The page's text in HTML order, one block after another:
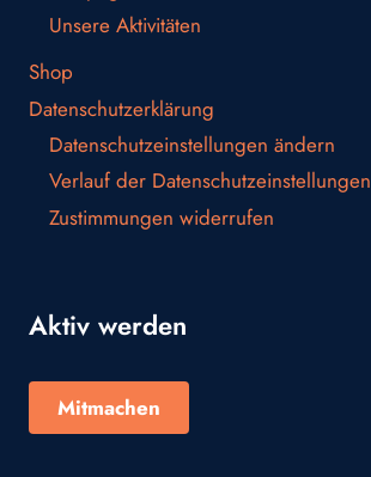
Unsere Aktivitäten
Shop
Datenschutzerklärung
Datenschutzeinstellungen ändern
Verlauf der Datenschutzeinstellungen
Zustimmungen widerrufen
Aktiv werden
Mitmachen